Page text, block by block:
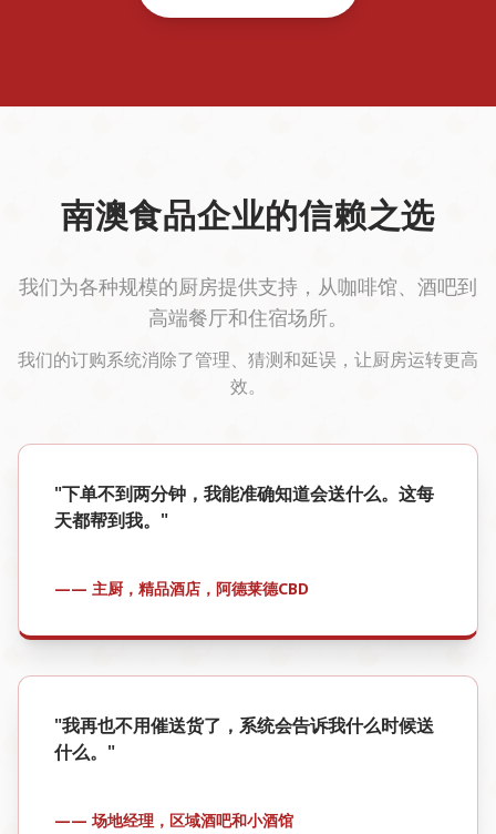
南澳食品企业的信赖之选
我们为各种规模的厨房提供支持，从咖啡馆、酒吧到
高端餐厅和住宿场所。
我们的订购系统消除了管理、猜测和延误，让厨房运转更高
效。
"下单不到两分钟，我能准确知道会送什么。这每
天都帮到我。"
—— 主厨，精品酒店，阿德莱德CBD
"我再也不用催送货了，系统会告诉我什么时候送
什么。"
—— 场地经理，区域酒吧和小酒馆